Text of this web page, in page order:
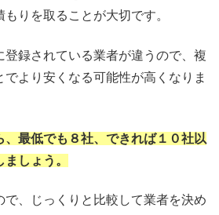
りを取ることが大切です。
登録されている業者が違うので、複
より安くなる可能性が高くなりま
、最低でも８社、できれば１０社以
しょう。
で、じっくりと比較して業者を決め